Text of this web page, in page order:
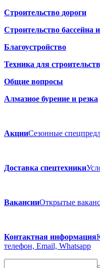
Строительство дороги
Строительство бассейна
Благоустройство
Техника для
Общие вопросы
Алмазное бурение и резка
АкцииСезонные
Доставка спецтехники
ВакансииОткрытые
Контактная информация
телефон, Email, Whatsapp